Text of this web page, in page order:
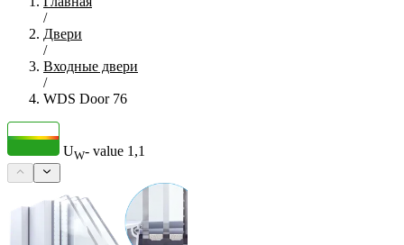
/
Двери
/
Входные двери
/
WDS Door 76
UW- value 1,1